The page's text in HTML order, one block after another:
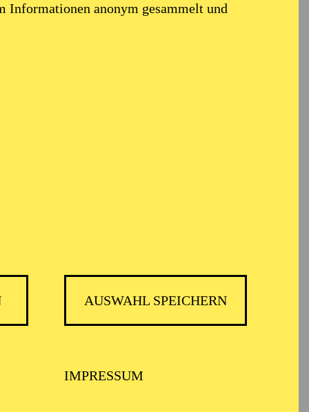
Informationen anonym gesammelt und
AUSWAHL SPEICHERN
IMPRESSUM
darstellende Kunst in